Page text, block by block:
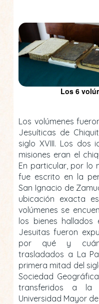
Los 6
Los volúmenes
Jesuíticas de
siglo XVIII. Los dos
misiones eran el
En particular, por lo
fue escrito en la
San Ignacio de
ubicación exacta
volúmenes se
los bienes hallados
Jesuitas fueron
por qué y
trasladados a La
primera mitad del
Sociedad
transferidos a la
Universidad Mayor